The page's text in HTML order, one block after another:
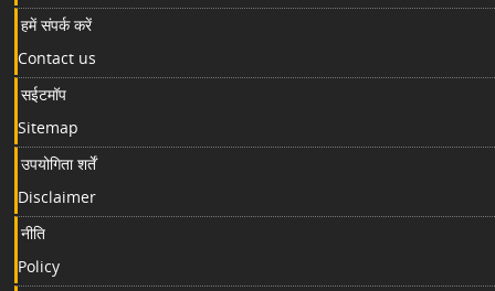
हमें संपर्क करें
Contact us
सईटमॉप
Sitemap
उपयोगिता शर्तें
Disclaimer
नीति
Policy